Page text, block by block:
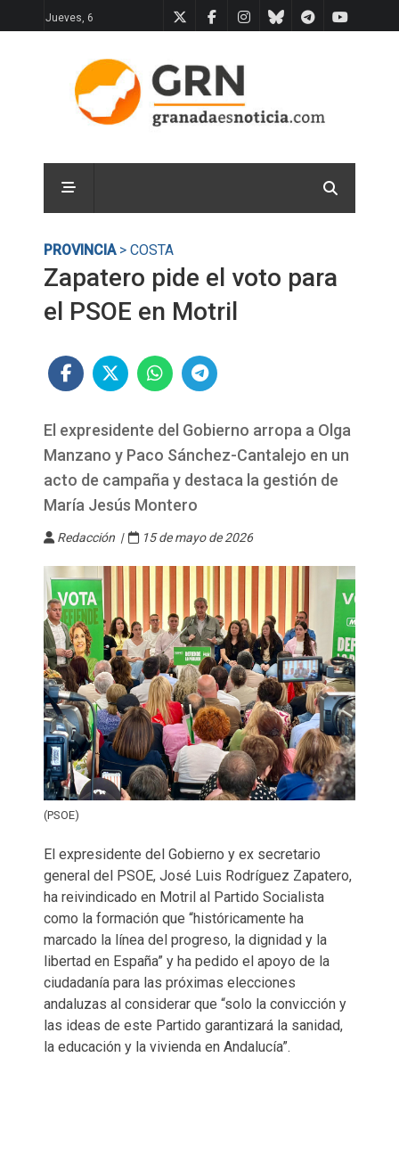
Jueves, 6
PROVINCIA> COSTA
Zapatero pide el voto para
el PSOE en Motril
El expresidente del Gobierno arropa a Olga
Manzano y Paco Sánchez-Cantalejo en un
acto de campaña y destaca la gestión de
María Jesús Montero
Redacción | 15 de mayo de 2026
(PSOE)
El expresidente del Gobierno y ex secretario
general del PSOE, José Luis Rodríguez Zapatero,
ha reivindicado en Motril al Partido Socialista
como la formación que “históricamente ha
marcado la línea del progreso, la dignidad y la
libertad en España” y ha pedido el apoyo de la
ciudadanía para las próximas elecciones
andaluzas al considerar que “solo la convicción y
las ideas de este Partido garantizará la sanidad,
la educación y la vivienda en Andalucía”.